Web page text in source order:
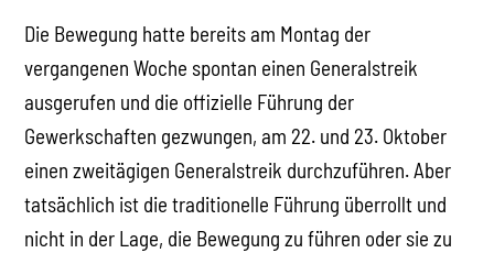
Die Bewegung hatte bereits am Montag der
vergangenen Woche spontan einen Generalstreik
ausgerufen und die offizielle Führung der
Gewerkschaften gezwungen, am 22. und 23. Oktober
einen zweitägigen Generalstreik durchzuführen. Aber
tatsächlich ist die traditionelle Führung überrollt und
nicht in der Lage, die Bewegung zu führen oder sie zu